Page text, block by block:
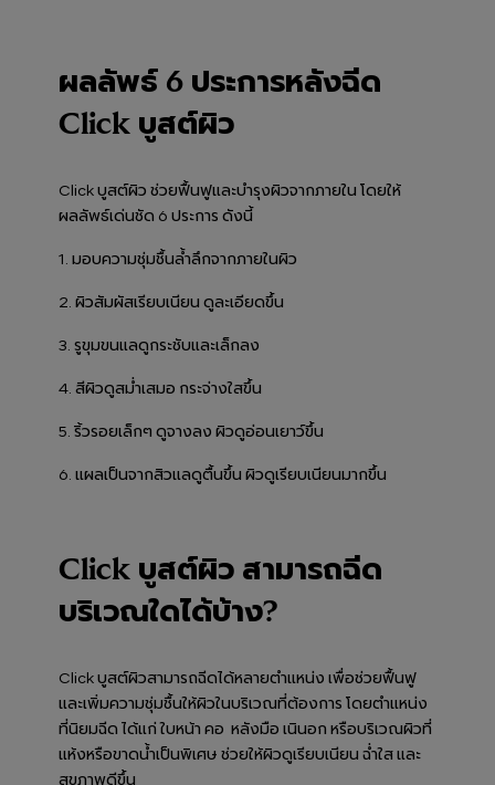
ผลลัพธ์ 6 ประการหลังฉีด
Click บูสต์ผิว
Click บูสต์ผิว ช่วยฟื้นฟูและบำรุงผิวจากภายใน โดยให้
ผลลัพธ์เด่นชัด 6 ประการ ดังนี้
1. มอบความชุ่มชื้นล้ำลึกจากภายในผิว
2. ผิวสัมผัสเรียบเนียน ดูละเอียดขึ้น
3. รูขุมขนแลดูกระชับและเล็กลง
4. สีผิวดูสม่ำเสมอ กระจ่างใสขึ้น
5. ริ้วรอยเล็กๆ ดูจางลง ผิวดูอ่อนเยาว์ขึ้น
6. แผลเป็นจากสิวแลดูตื้นขึ้น ผิวดูเรียบเนียนมากขึ้น
Click บูสต์ผิว สามารถฉีด
บริเวณใดได้บ้าง?
Click บูสต์ผิวสามารถฉีดได้หลายตำแหน่ง เพื่อช่วยฟื้นฟู
และเพิ่มความชุ่มชื้นให้ผิวในบริเวณที่ต้องการ โดยตำแหน่ง
ที่นิยมฉีด ได้แก่ ใบหน้า คอ หลังมือ เนินอก หรือบริเวณผิวที่
แห้งหรือขาดน้ำเป็นพิเศษ ช่วยให้ผิวดูเรียบเนียน ฉ่ำใส และ
สุขภาพดีขึ้น